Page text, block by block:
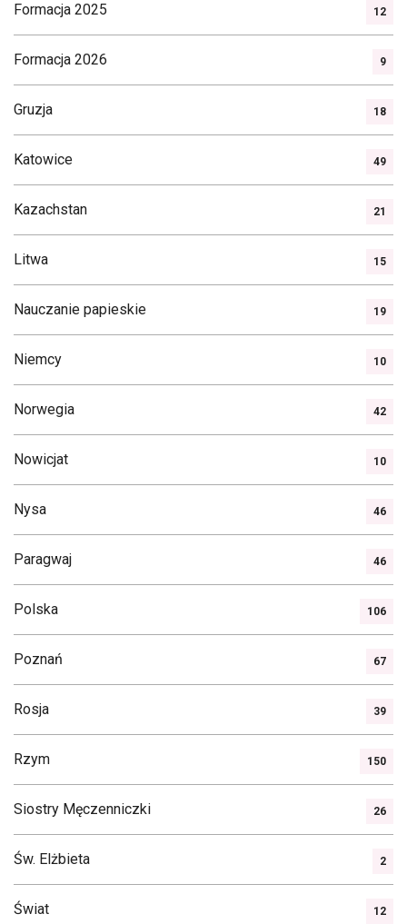
Formacja 2025 12
Formacja 2026 9
Gruzja 18
Katowice 49
Kazachstan 21
Litwa 15
Nauczanie papieskie 19
Niemcy 10
Norwegia 42
Nowicjat 10
Nysa 46
Paragwaj 46
Polska 106
Poznań 67
Rosja 39
Rzym 150
Siostry Męczenniczki 26
Św. Elżbieta 2
Świat 12